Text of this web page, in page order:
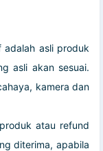
asli produk
asli akan sesuai.
kamera dan
atau refund
diterima, apabila